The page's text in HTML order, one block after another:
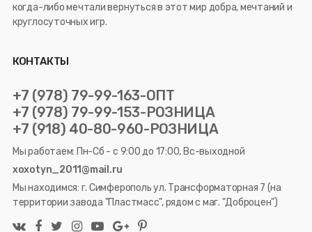
когда-либо мечтали вернуться в этот мир добра, мечтаний и
круглосуточных игр.
КОНТАКТЫ
+7 (978) 79-99-163-ОПТ
+7 (978) 79-99-153-РОЗНИЦА
+7 (918) 40-80-960-РОЗНИЦА
Мы работаем: Пн-Сб - с 9:00 до 17:00, Вс-выходной
xoxotyn_2011@mail.ru
Мы находимся: г. Симферополь ул. Трансформаторная 7 (на
территории завода "Пластмасс", рядом с маг. "Доброцен")